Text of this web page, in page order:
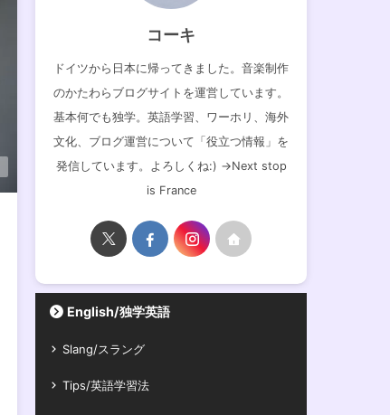
コーキ
ドイツから日本に帰ってきました。音楽制作
のかたわらブログサイトを運営しています。
基本何でも独学。英語学習、ワーホリ、海外
文化、ブログ運営について「役立つ情報」を
発信しています。よろしくね:) →Next stop
is France
English/独学英語
Slang/スラング
Tips/英語学習法